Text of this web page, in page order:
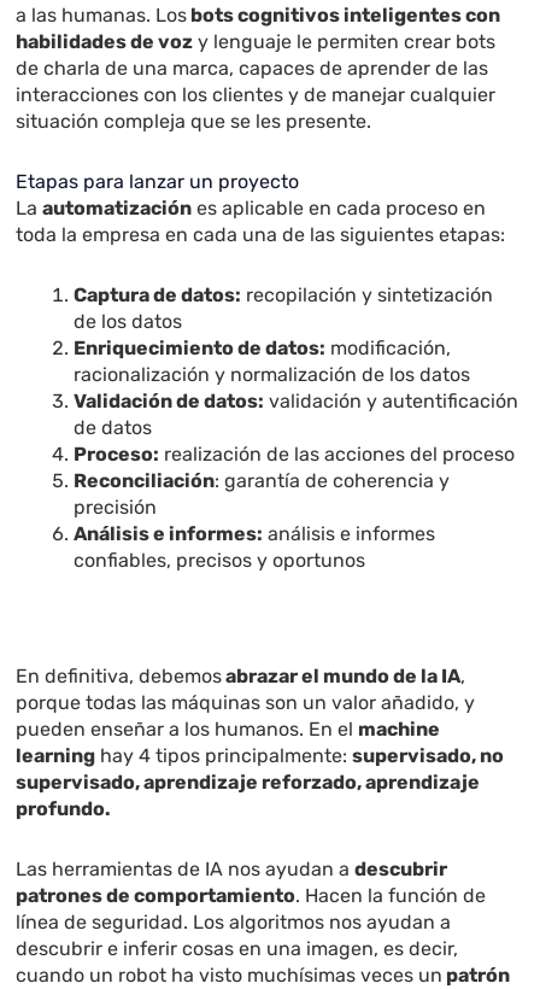
a las humanas. Los bots cognitivos inteligentes con
habilidades de voz y lenguaje le permiten crear bots
de charla de una marca, capaces de aprender de las
interacciones con los clientes y de manejar cualquier
situación compleja que se les presente.
Etapas para lanzar un proyecto
Laautomatización es aplicable en cada proceso en
toda la empresa en cada una de las siguientes etapas:
Captura de datos: recopilación y sintetización
de los datos
Enriquecimiento de datos: modificación,
racionalización y normalización de los datos
Validación de datos: validación y autentificación
de datos
Proceso: realización de las acciones del proceso
Reconciliación: garantía de coherencia y
precisión
Análisis e informes: análisis e informes
confiables, precisos y oportunos
En definitiva, debemosabrazar el mundo de la IA,
porque todas las máquinas son un valor añadido, y
pueden enseñar a los humanos. En el machine
learning hay 4 tipos principalmente:supervisado, no
supervisado, aprendizaje reforzado, aprendizaje
profundo.
Las herramientas de IA nos ayudan adescubrir
patrones de comportamiento. Hacen la función de
línea de seguridad. Los algoritmos nos ayudan a
descubrir e inferir cosas en una imagen, es decir,
cuando un robot ha visto muchísimas veces un patrón